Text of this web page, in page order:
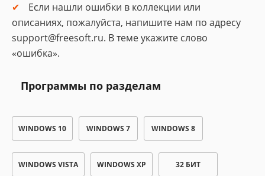
Если нашли ошибки в коллекции или
описаниях, пожалуйста, напишите нам по адресу
support@freesoft.ru. В теме укажите слово
«ошибка».
Программы по разделам
WINDOWS 10 WINDOWS 7 WINDOWS 8
WINDOWS VISTA WINDOWS XP 32 БИТ